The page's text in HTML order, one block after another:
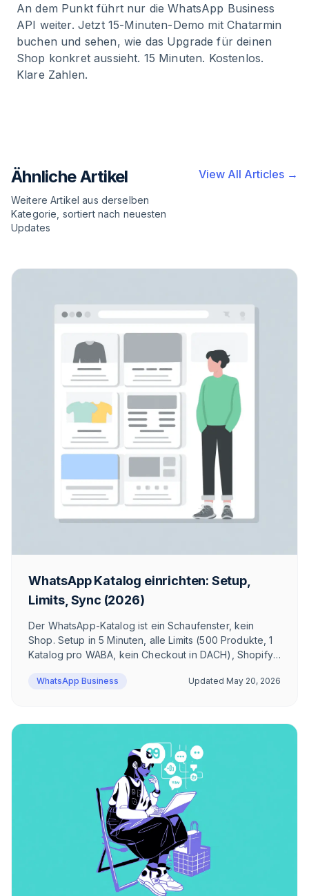
An dem Punkt führt nur die WhatsApp Business
API weiter. Jetzt 15-Minuten-Demo mit Chatarmin
buchen und sehen, wie das Upgrade für deinen
Shop konkret aussieht. 15 Minuten. Kostenlos.
Klare Zahlen.
Ähnliche Artikel
Weitere Artikel aus derselben
Kategorie, sortiert nach neuesten
Updates
View All Articles →
WhatsApp Katalog einrichten: Setup,
Limits, Sync (2026)
Der WhatsApp-Katalog ist ein Schaufenster, kein
Shop. Setup in 5 Minuten, alle Limits (500 Produkte, 1
Katalog pro WABA, kein Checkout in DACH), Shopify-
Messages — ehrlich aus DACH-E-Commerce-Sicht.
WhatsApp Business Updated May 20, 2026